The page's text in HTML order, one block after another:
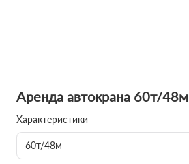
Аренда автокрана 60т/48м
Характеристики
60т/48м